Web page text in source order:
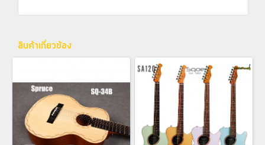
สินค้าเกี่ยวข้อง